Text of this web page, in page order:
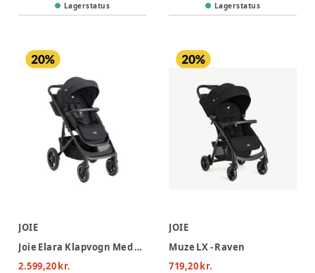
Lagerstatus Lagerstatus
JOIE
Joie Elara Klapvogn Med Regnslag, Adapter og Taske - Raven
2.599,20 kr.
JOIE
Muze LX - Raven
719,20 kr.